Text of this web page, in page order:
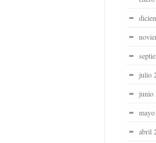
julio
junio
abril